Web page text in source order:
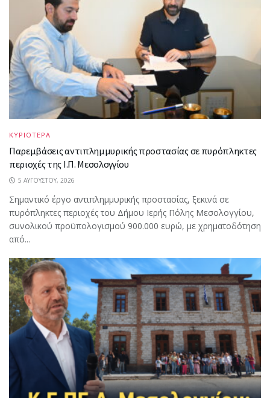
ΚΥΡΙΟΤΕΡΑ
Παρεμβάσεις αντιπλημμυρικής προστασίας σε πυρόπληκτες
περιοχές της Ι.Π. Μεσολογγίου
5 ΑΥΓΟΎΣΤΟΥ, 2026
Σημαντικό έργο αντιπλημμυρικής προστασίας, ξεκινά σε
πυρόπληκτες περιοχές του Δήμου Ιερής Πόλης Μεσολογγίου,
συνολικού προϋπολογισμού 900.000 ευρώ, με χρηματοδότηση
από...